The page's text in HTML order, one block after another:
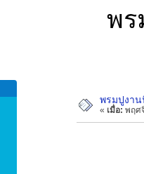
พร
พรมปูงา
« เมื่อ: พฤศ